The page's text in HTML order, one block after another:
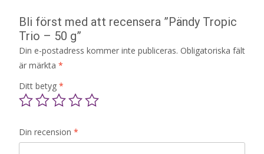
Bli först med att recensera ”Pändy Tropic
Trio – 50 g”
Din e-postadress kommer inte publiceras. Obligatoriska fält
är märkta *
Ditt betyg *
Din recension *